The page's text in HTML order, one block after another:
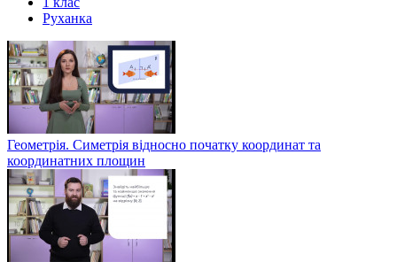
Руханка
Геометрія. Симетрія відносно початку координат та
координатних площин